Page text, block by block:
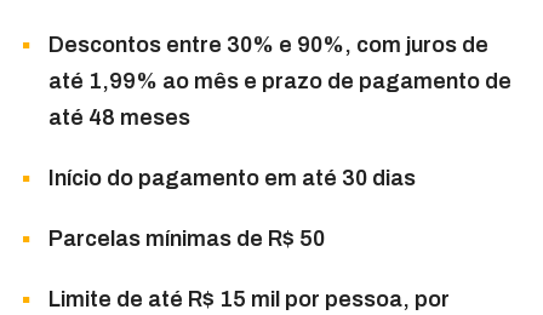
Descontos entre 30% e 90%, com juros de
até 1,99% ao mês e prazo de pagamento de
até 48 meses
Início do pagamento em até 30 dias
Parcelas mínimas de R$ 50
Limite de até R$ 15 mil por pessoa, por